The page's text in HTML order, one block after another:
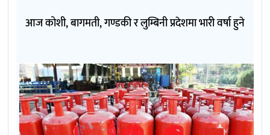
आज कोशी, बागमती, गण्डकी र लुम्बिनी प्रदेशमा भारी वर्षा हुने